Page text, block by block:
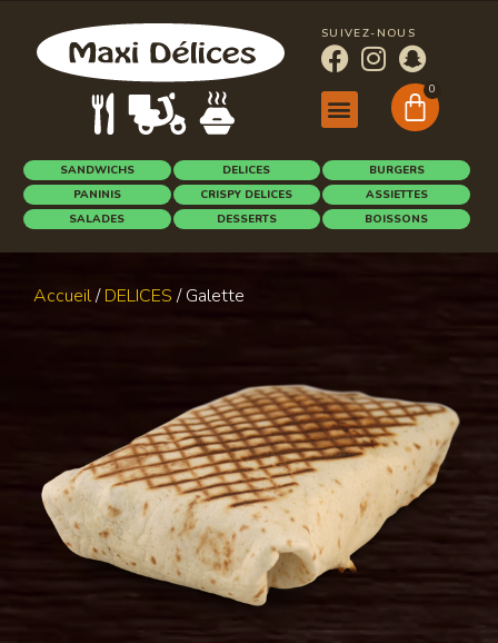
SUIVEZ-NOUS
0
SANDWICHS
PANINIS
SALADES
DELICES
CRISPY DELICES
DESSERTS
BURGERS
ASSIETTES
BOISSONS
Accueil/DELICES/ Galette